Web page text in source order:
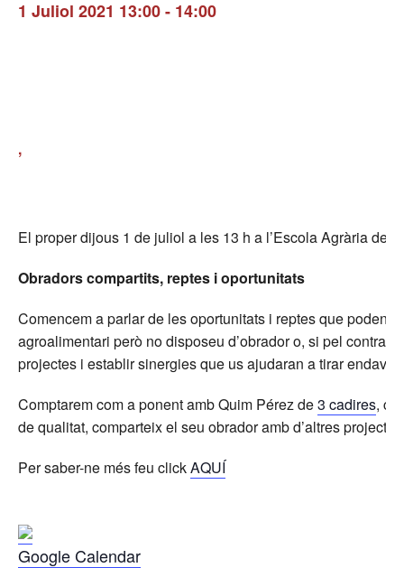
1 Juliol 2021 13:00- 14:00
,
El proper dijous 1 de juliol a les 13 h a l’Escola Agrària de
Obradors compartits, reptes i oportunitats
Comencem a parlar de les oportunitats i reptes que poden
agroalimentari però no disposeu d’obrador o, si pel
projectes i establir sinergies que us ajudaran a tirar
Comptarem com a ponent amb Quim Pérez de3 cadires,
de qualitat, comparteix el seu obrador amb d’altres
Per saber-ne més feu clickAQUÍ
Google Calendar